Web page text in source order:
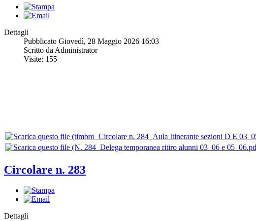
Dettagli
Pubblicato Giovedì, 28 Maggio 2026 16:03
Scritto da Administrator
Visite: 155
Circolare n. 283
Dettagli